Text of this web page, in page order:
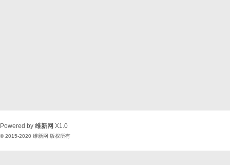
Powered by 维新网 X1.0
© 2015-2020 维新网 版权所有